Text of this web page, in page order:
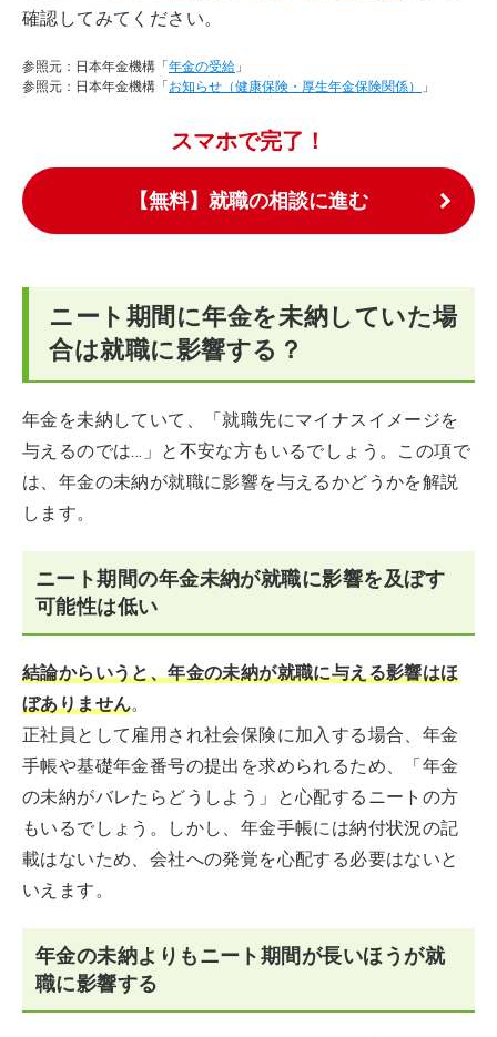
確認してみてください。
参照元：日本年金機構「年金の受給 」
参照元：日本年金機構「お知らせ（健康保険・厚生年金保険関係） 」
スマホで完了！
【無料】就職の相談に進む
ニート期間に年金を未納していた場
合は就職に影響する？
年金を未納していて、「就職先にマイナスイメージを
与えるのでは…」と不安な方もいるでしょう。この項で
は、年金の未納が就職に影響を与えるかどうかを解説
します。
ニート期間の年金未納が就職に影響を及ぼす
可能性は低い
結論からいうと、年金の未納が就職に与える影響はほ
ぼありません。
正社員として雇用され社会保険に加入する場合、年金
手帳や基礎年金番号の提出を求められるため、「年金
の未納がバレたらどうしよう」と心配するニートの方
もいるでしょう。しかし、年金手帳には納付状況の記
載はないため、会社への発覚を心配する必要はないと
いえます。
年金の未納よりもニート期間が長いほうが就
職に影響する